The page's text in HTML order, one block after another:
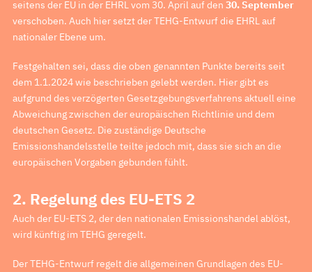
seitens der EU in der EHRL vom 30. April auf den 30. September
verschoben. Auch hier setzt der TEHG-Entwurf die EHRL auf
nationaler Ebene um.
Festgehalten sei, dass die oben genannten Punkte bereits seit
dem 1.1.2024 wie beschrieben gelebt werden. Hier gibt es
aufgrund des verzögerten Gesetzgebungsverfahrens aktuell eine
Abweichung zwischen der europäischen Richtlinie und dem
deutschen Gesetz. Die zuständige Deutsche
Emissionshandelsstelle teilte jedoch mit, dass sie sich an die
europäischen Vorgaben gebunden fühlt.
2. Regelung des EU-ETS 2
Auch der EU-ETS 2, der den nationalen Emissionshandel ablöst,
wird künftig im TEHG geregelt.
Der TEHG-Entwurf regelt die allgemeinen Grundlagen des EU-